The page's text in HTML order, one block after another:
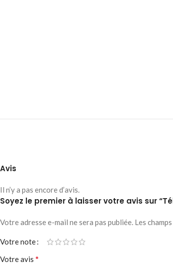
Avis
Il n’y a pas encore d’avis.
Soyez le premier à laisser votre avis sur
Votre adresse e-mail ne sera pas publiée. Les
Votre note
Votre avis *